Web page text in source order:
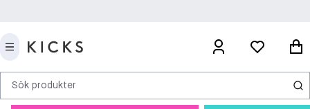
Sök produkter